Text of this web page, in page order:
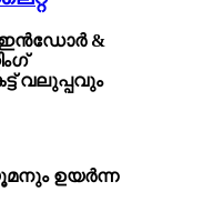
&
വലുപ്പവും
ഉയർന്ന